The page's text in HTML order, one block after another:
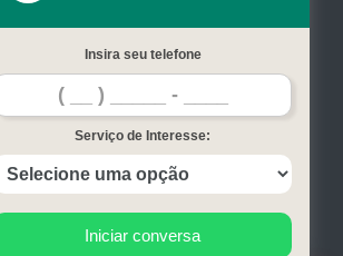
Missão
Contato
Mapa do site
Insira seu telefone
Serviço de Interesse:
Iniciar conversa